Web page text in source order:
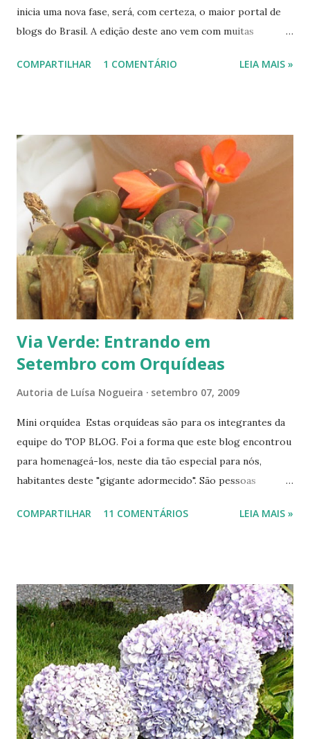
inicia uma nova fase, será, com certeza, o maior portal de
blogs do Brasil. A edição deste ano vem com muitas
Sustentabilidade: serão mais de 2 milhões de blogueiros
direitos humanos universais, na justiça econômica e numa
cultura de paz".² Essa campanha tem como base os quatro
princípios elementares da " Carta da Terra ".³ Querem
saber mais? Vejam, na íntegra, o que dizem seus
idealizadores: "Em 2010, o portal TopBlog traz muitas
novidades: Sistema de indexação e busca de blogs mais
avançado; Novas categorias no prêmio; Promação,
premiação e ações sociais; Muito mais conteúdo
colaborativo; ...
COMPARTILHAR 1 COMENTÁRIO LEIA MAIS »
Via Verde: Entrando em
Setembro com Orquídeas
Autoria de Luísa Nogueira setembro 07, 2009
Mini orquídea Estas orquídeas são para os integrantes da
equipe do TOP BLOG. Foi a forma que este blog encontrou
para homenageá-los, neste dia tão especial para nós,
habitantes deste "gigante adormecido". São pessoas
brasileiros, por isto merecendo nossa admiração e
internautas, levando, de um modo saudável, um pouco
daquilo que ainda temos de melhor: humor, música, esporte,
artes, verde e uma grande vontade de levar adiante tudo
isso. Sim, uma vontade no querer espontâneo de
compartilhamento, próprio desse povo lutador. Através da
divulgação de nossa cultura e de nossos recursos naturais
fazemos um concerto de consertos. Uma sinfonia positiva
que modificará, pouco a pouco, os sons de hábitos e
COMPARTILHAR 11 COMENTÁRIOS LEIA MAIS »